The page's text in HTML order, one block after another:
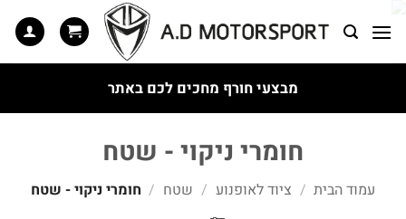
מבצעי חורף מחכים לכם באתר
חומרי ניקוי - שטח
עמוד הבית / ציוד לאופנוע / שטח / חומרי ניקוי - שטח